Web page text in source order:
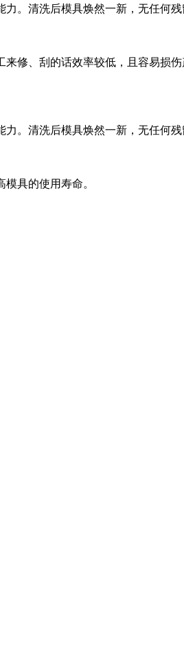
。清洗后模具焕然一新，无任何残
修、刮的话效率较低，且容易损
。清洗后模具焕然一新，无任何残
具的使用寿命。